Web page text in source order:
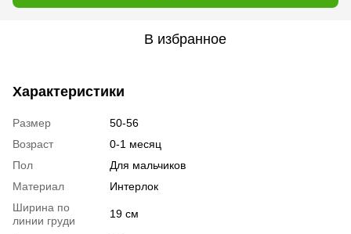
В избранное
Характеристики
Размер
50-56
Возраст
0-1 месяц
Пол
Для мальчиков
Материал
Интерлок
Ширина по
линии груди
19 см